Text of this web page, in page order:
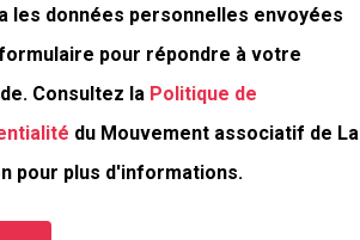
les données personnelles envoyées
pour répondre à votre
Consultez la Politique de
du Mouvement associatif de La
pour plus d'informations.